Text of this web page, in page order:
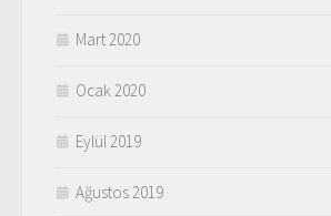
Mart 2020
Ocak 2020
Eylül 2019
Ağustos 2019